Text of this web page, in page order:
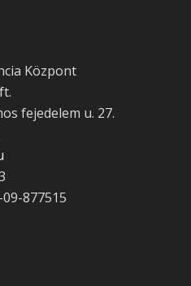
Központ
fejedelem u. 27.
877515